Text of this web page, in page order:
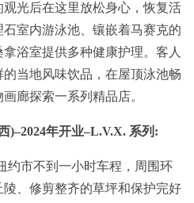
光后在这里放松身心，恢复活
室内游泳池、镶嵌着马赛克的
浴室提供多种健康护理。客人
当地风味饮品，在屋顶泳池畅
廊探索一系列精品店。
)–2024年开业–L.V.X. 系列:
约市不到一小时车程，周围环
、修剪整齐的草坪和保护完好